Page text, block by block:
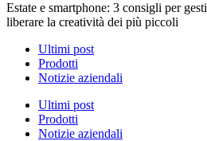
Estate e smartphone: 3 consigli per
liberare la creatività dei più piccoli
Ultimi post
Prodotti
Notizie aziendali
Ultimi post
Prodotti
Notizie aziendali